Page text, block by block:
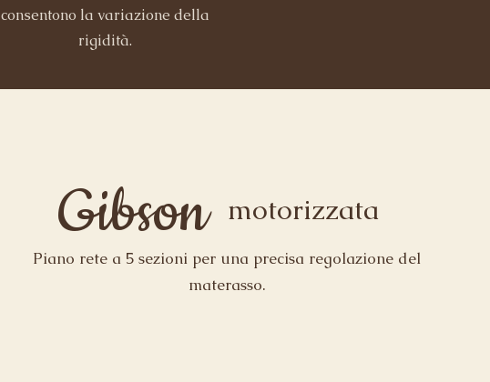
consentono la variazione della
rigidità.
Gibson motorizzata
Piano rete a 5 sezioni per una precisa regolazione del
materasso.